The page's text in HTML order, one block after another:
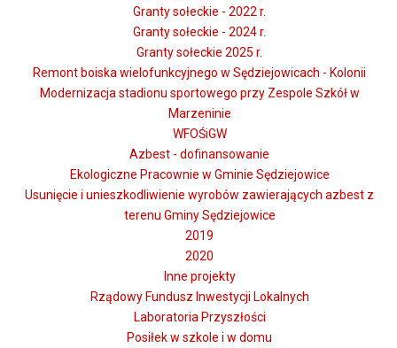
Granty sołeckie - 2022 r.
Granty sołeckie - 2024 r.
Granty sołeckie 2025 r.
Remont boiska wielofunkcyjnego w Sędziejowicach - Kolonii
Modernizacja stadionu sportowego przy Zespole Szkół w
Marzeninie
WFOŚiGW
Azbest - dofinansowanie
Ekologiczne Pracownie w Gminie Sędziejowice
Usunięcie i unieszkodliwienie wyrobów zawierających azbest z
terenu Gminy Sędziejowice
2019
2020
Inne projekty
Rządowy Fundusz Inwestycji Lokalnych
Laboratoria Przyszłości
Posiłek w szkole i w domu